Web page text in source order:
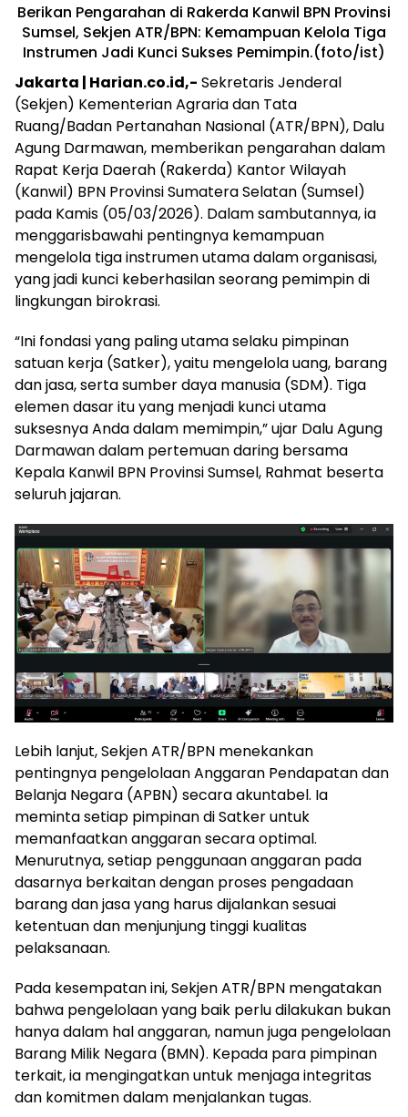
Berikan Pengarahan di Rakerda Kanwil BPN Provinsi
Sumsel, Sekjen ATR/BPN: Kemampuan Kelola Tiga
Instrumen Jadi Kunci Sukses Pemimpin.(foto/ist)
Jakarta | Harian.co.id,- Sekretaris Jenderal
(Sekjen) Kementerian Agraria dan Tata
Ruang/Badan Pertanahan Nasional (ATR/BPN), Dalu
Agung Darmawan, memberikan pengarahan dalam
Rapat Kerja Daerah (Rakerda) Kantor Wilayah
(Kanwil) BPN Provinsi Sumatera Selatan (Sumsel)
pada Kamis (05/03/2026). Dalam sambutannya, ia
menggarisbawahi pentingnya kemampuan
mengelola tiga instrumen utama dalam organisasi,
yang jadi kunci keberhasilan seorang pemimpin di
lingkungan birokrasi.
“Ini fondasi yang paling utama selaku pimpinan
satuan kerja (Satker), yaitu mengelola uang, barang
dan jasa, serta sumber daya manusia (SDM). Tiga
elemen dasar itu yang menjadi kunci utama
suksesnya Anda dalam memimpin,” ujar Dalu Agung
Darmawan dalam pertemuan daring bersama
Kepala Kanwil BPN Provinsi Sumsel, Rahmat beserta
seluruh jajaran.
Lebih lanjut, Sekjen ATR/BPN menekankan
pentingnya pengelolaan Anggaran Pendapatan dan
Belanja Negara (APBN) secara akuntabel. Ia
meminta setiap pimpinan di Satker untuk
memanfaatkan anggaran secara optimal.
Menurutnya, setiap penggunaan anggaran pada
dasarnya berkaitan dengan proses pengadaan
barang dan jasa yang harus dijalankan sesuai
ketentuan dan menjunjung tinggi kualitas
pelaksanaan.
Pada kesempatan ini, Sekjen ATR/BPN mengatakan
bahwa pengelolaan yang baik perlu dilakukan bukan
hanya dalam hal anggaran, namun juga pengelolaan
Barang Milik Negara (BMN). Kepada para pimpinan
terkait, ia mengingatkan untuk menjaga integritas
dan komitmen dalam menjalankan tugas.